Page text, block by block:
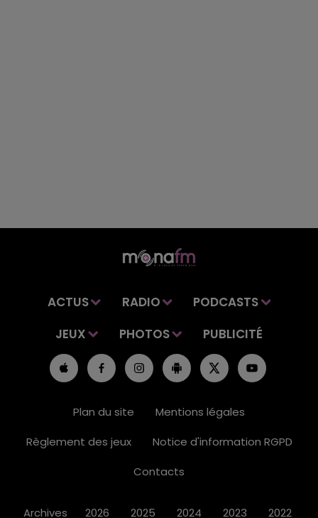
ACTUS RADIO
PODCASTS
JEUX
PHOTOS PUBLICITÉ
Plan du site
Mentions légales
Règlement des jeux
Notice d'information RGPD
Contacts
Archives 2026 2025 2024 2023 2022